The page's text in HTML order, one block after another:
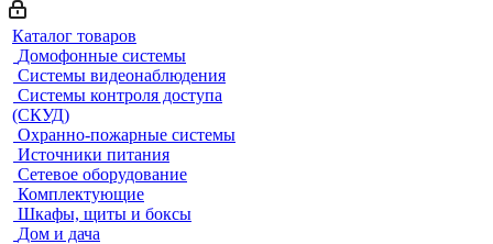
Каталог товаров
Домофонные системы
Системы видеонаблюдения
Системы контроля доступа
(СКУД)
Охранно-пожарные системы
Источники питания
Сетевое оборудование
Комплектующие
Шкафы, щиты и боксы
Дом и дача